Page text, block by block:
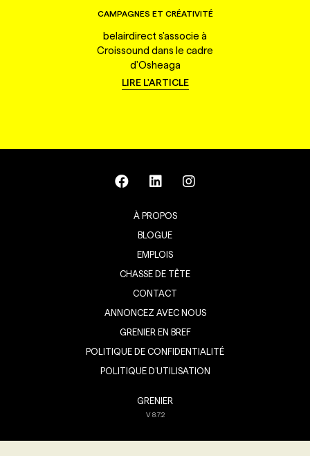
CAMPAGNES ET CRÉATIVITÉ
belairdirect s'associe à
Croissound dans le cadre
d'Osheaga
LIRE L'ARTICLE
À PROPOS
BLOGUE
EMPLOIS
CHASSE DE TÊTE
CONTACT
ANNONCEZ AVEC NOUS
GRENIER EN BREF
POLITIQUE DE CONFIDENTIALITÉ
POLITIQUE D’UTILISATION
GRENIER
V8.7.2